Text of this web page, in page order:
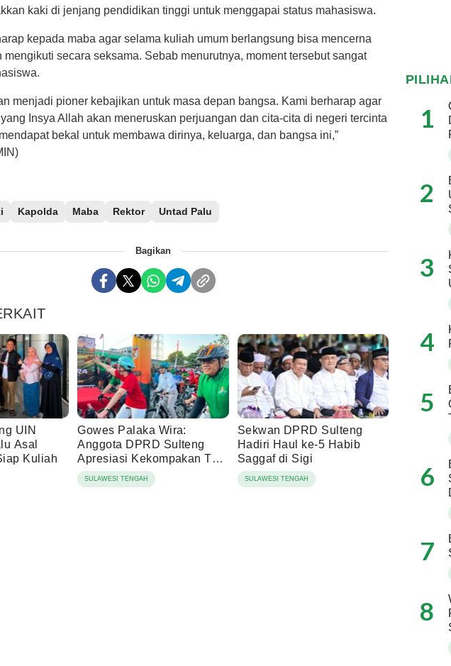
kaki di jenjang pendidikan tinggi untuk menggapai status mahasiswa.
kepada maba agar selama kuliah umum berlangsung bisa mencerna
mengikuti secara seksama. Sebab menurutnya, moment tersebut sangat
menjadi pioner kebajikan untuk masa depan bangsa. Kami berharap agar
Insya Allah akan meneruskan perjuangan dan cita-cita di negeri tercinta
bekal untuk membawa dirinya, keluarga, dan bangsa ini,”
Kapolda Maba Rektor Untad Palu
Bagikan
UIN
Asal
Kuliah
Gowes Palaka Wira:
Anggota DPRD Sulteng
Apresiasi Kekompakan TNI-
Masyarakat
SULAWESI TENGAH
Sekwan DPRD Sulteng
Hadiri Haul ke-5 Habib
Saggaf di Sigi
SULAWESI TENGAH
1
2
3
4
5
6
7
8